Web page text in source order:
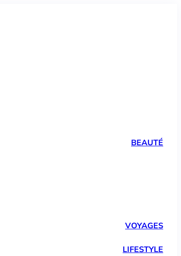
BEAUTÉ
VOYAGES
LIFESTYLE